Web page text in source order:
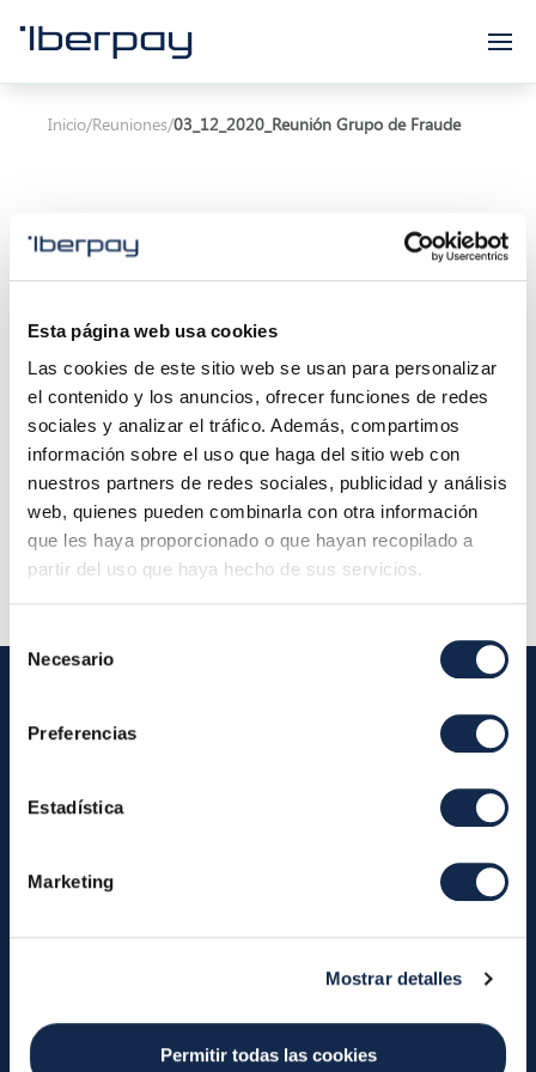
Esta página web usa cookies
Las cookies de este sitio web se usan para personalizar
el contenido y los anuncios, ofrecer funciones de redes
sociales y analizar el tráfico. Además, compartimos
información sobre el uso que haga del sitio web con
nuestros partners de redes sociales, publicidad y análisis
web, quienes pueden combinarla con otra información
que les haya proporcionado o que hayan recopilado a
partir del uso que haya hecho de sus servicios.
Necesario
Preferencias
Estadística
Marketing
Mostrar detalles
Permitir todas las cookies
Iberpay
Inicio/Reuniones/03_12_2020_Reunión Grupo de Fraude
Asunto:03_12_2020_Reunión Grupo de Fraude
Inicio de la reunión:03/12/2020 11:30
Final de la reunión:03/12/2020 13:30
Localización:
Descripción:
Iberpay
Annual Reports
Cash
Services
Account Switching